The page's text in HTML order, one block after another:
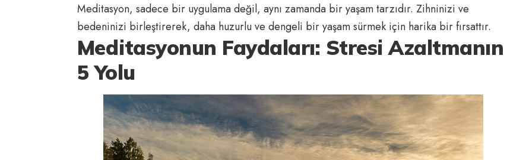
Meditasyon, sadece bir uygulama değil, aynı zamanda bir yaşam tarzıdır. Zihninizi ve
bedeninizi birleştirerek, daha huzurlu ve dengeli bir yaşam sürmek için harika bir fırsattır.
Meditasyonun Faydaları: Stresi Azaltmanın
5 Yolu